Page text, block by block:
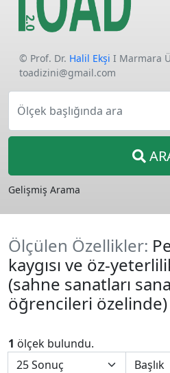
© Prof. Dr. Halil Ekşi I Marmara
toadizini@gmail.com
Ölçek başlığında ara
Gelişmiş Arama
Ölçülen Özellikler:
kaygısı ve öz-
(sahne sanatları
öğrencileri özelinde)
1 ölçek bulundu.